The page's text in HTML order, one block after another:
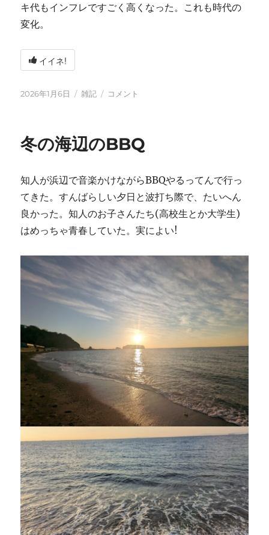
キ代もインフレですごく高くなった。これも時代の
変化。
イイネ!
投
2026年1月6日
カ
ー
雑記
2026
コメント
冬の海辺のBBQ
知人が浜辺で音楽かけながらBBQやるってんで行っ
てきた。すんばらしい夕日と波打ち際で、たいへん
良かった。知人のお子さんたち(高校生とか大学生)
はめっちゃ青春していた。実によい!